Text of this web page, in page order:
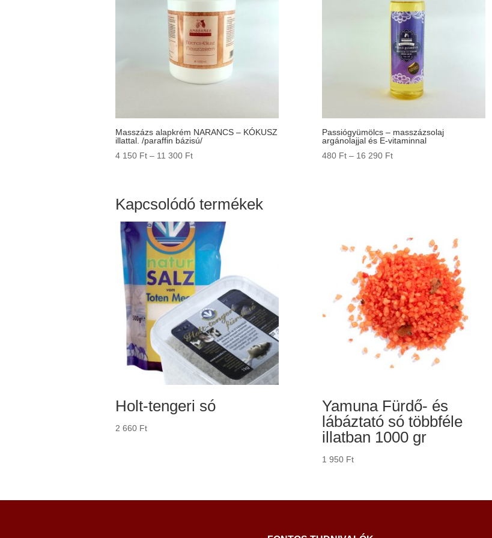
Masszázs alapkrém NARANCS – KÓKUSZ
illattal. /paraffin bázisú/
4 150 Ft – 11 300 FtÁrtartomány:
-
11
300 Ft
Passiógyümölcs – masszázsolaj
argánolajjal és E-vitaminnal
480 Ft – 16 290 FtÁrtartomány:
Kapcsolódó termékek
Holt-tengeri só
2 660 Ft
Yamuna Fürdő- és
lábáztató só többféle
illatban 1000 gr
1 950 Ft